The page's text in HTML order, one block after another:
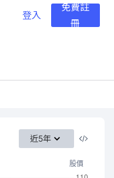
登入
免費註
冊
近5年